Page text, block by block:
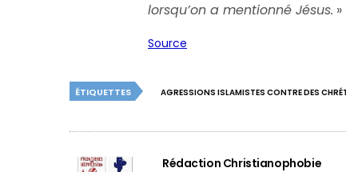
lorsqu’on a mentionné Jésus. »
Source
ÉTIQUETTES AGRESSIONS ISLAMISTES CONTRE DES
Rédaction Christianophobie